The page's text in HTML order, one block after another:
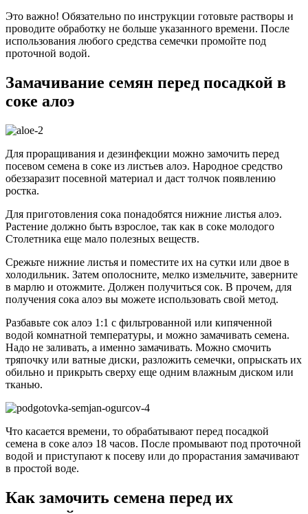
Это важно! Обязательно по инструкции готовьте растворы и
проводите обработку не больше указанного времени. После
использования любого средства семечки промойте под
проточной водой.
Замачивание семян перед посадкой в
соке алоэ
Для проращивания и дезинфекции можно замочить перед
посевом семена в соке из листьев алоэ. Народное средство
обеззаразит посевной материал и даст толчок появлению
ростка.
Для приготовления сока понадобятся нижние листья алоэ.
Растение должно быть взрослое, так как в соке молодого
Столетника еще мало полезных веществ.
Срежьте нижние листья и поместите их на сутки или двое в
холодильник. Затем ополосните, мелко измельчите, заверните
в марлю и отожмите. Должен получиться сок. В прочем, для
получения сока алоэ вы можете использовать свой метод.
Разбавьте сок алоэ 1:1 с фильтрованной или кипяченной
водой комнатной температуры, и можно замачивать семена.
Надо не заливать, а именно замачивать. Можно смочить
тряпочку или ватные диски, разложить семечки, опрыскать их
обильно и прикрыть сверху еще одним влажным диском или
тканью.
Что касается времени, то обрабатывают перед посадкой
семена в соке алоэ 18 часов. После промывают под проточной
водой и приступают к посеву или до прорастания замачивают
в простой воде.
Как замочить семена перед их